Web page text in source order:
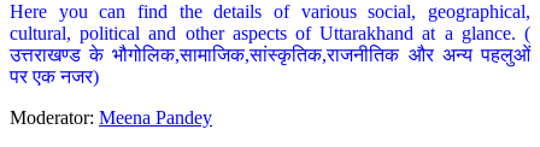
Here you can find the details of various social, geographical,
cultural, political and other aspects of Uttarakhand at a glance. (
उत्तराखण्ड के भौगोलिक,सामाजिक,सांस्कृतिक,राजनीतिक और अन्य पहलुओं
पर एक नजर)
Moderator: Meena Pandey